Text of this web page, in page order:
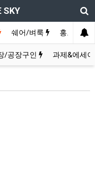
SKY
쉐어/벼룩 홍보방
/공장구인 과제&에세이